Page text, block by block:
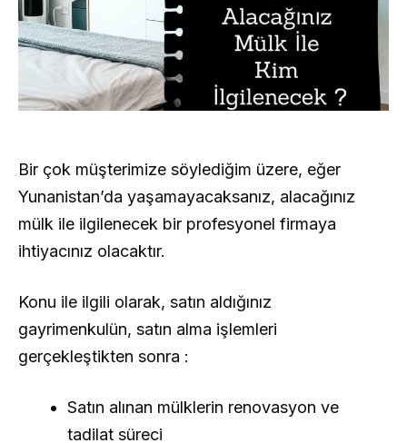
Bir çok müşterimize söylediğim üzere, eğer
Yunanistan’da yaşamayacaksanız, alacağınız
mülk ile ilgilenecek bir profesyonel firmaya
ihtiyacınız olacaktır.
Konu ile ilgili olarak, satın aldığınız
gayrimenkulün, satın alma işlemleri
gerçekleştikten sonra :
Satın alınan mülklerin renovasyon ve
tadilat süreci